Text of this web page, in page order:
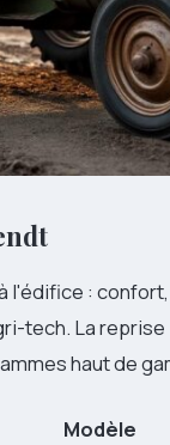
l'édifice :
tech. La
haut de
Modèle